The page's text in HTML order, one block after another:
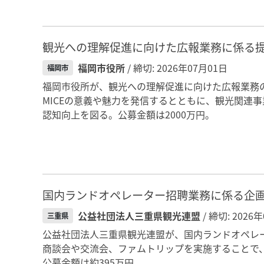
観光への理解促進に向けた広報業務に係る
福岡市 福岡市役所 / 締切: 2026年07月01日
福岡市役所が、観光への理解促進に向けた広報業
MICEの意義や魅力を発信するとともに、観光関連
認知向上を図る。公募金額は2000万円。
国内ランドオペレーター招聘業務に係る企
三重県 公益社団法人三重県観光連盟 / 締切: 2026
公益社団法人三重県観光連盟が、国内ランドオペ
商談会や交流会、ファムトリップを実施すること